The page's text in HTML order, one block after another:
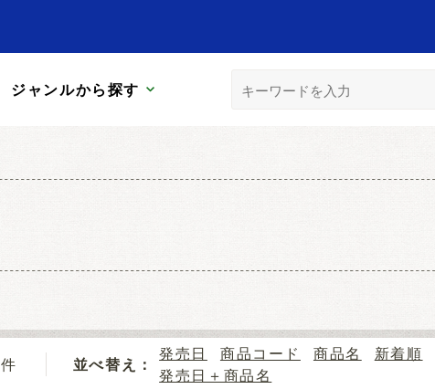
ジャンルから探す
件 並べ替え：
発売日 商品コード 商品名 新着順
発売日＋商品名